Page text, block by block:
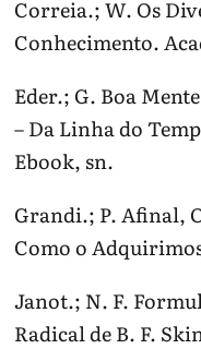
Correia.; W. Os
Conhecimento.
Eder.; G. Boa
– Da Linha do
Ebook, sn.
Grandi.; P. Afinal,
Como o
Janot.; N. F.
Radical de B. F.